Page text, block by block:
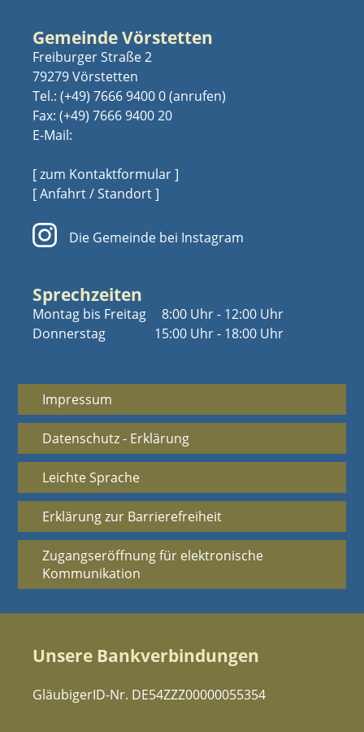
Gemeinde Vörstetten
Freiburger Straße 2
79279 Vörstetten
Tel.: (+49) 7666 9400 0
Fax: (+49) 7666 9400 20
E-Mail:
[ zum Kontaktformular ]
[ Anfahrt / Standort ]
Die Gemeinde bei Instagram
Sprechzeiten
Montag bis Freitag
Donnerstag
8:00 Uhr - 12:00 Uhr
15:00 Uhr - 18:00 Uhr
Impressum
Datenschutz - Erklärung
Leichte Sprache
Erklärung zur Barrierefreiheit
Zugangseröffnung für elektronische
Kommunikation
Unsere Bankverbindungen
GläubigerID-Nr. DE54ZZZ00000055354